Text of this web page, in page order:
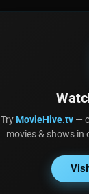
TryMovieHive.tv —
movies & shows in